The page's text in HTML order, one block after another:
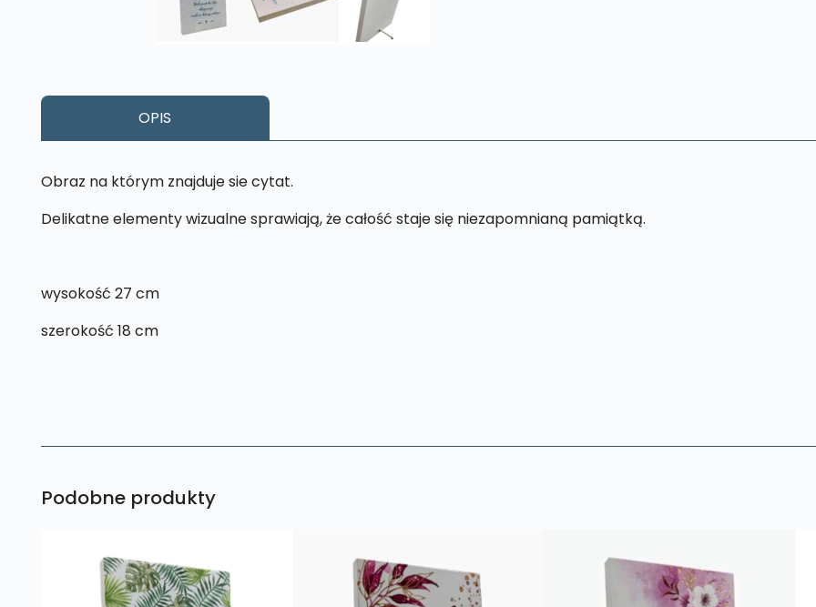
OPIS
Obraz na którym znajduje sie cytat.
Delikatne elementy wizualne sprawiają, że całość staje się niezapomnianą pamiątką.
wysokość 27 cm
szerokość 18 cm
Podobne produkty